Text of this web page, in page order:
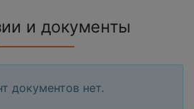
и документы
документов нет.